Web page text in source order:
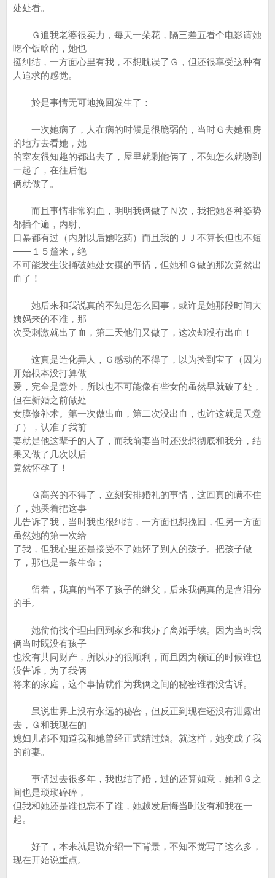
处处看。
Ｇ追我老婆很卖力，每天一朵花，隔三差五看个电影请她
吃个饭啥的，她也
挺纠结，一方面心里有我，不想耽误了Ｇ，但还很享受这种有
人追求的感觉。
於是事情无可地挽回发生了：
一次她病了，人在病的时候是很脆弱的，当时Ｇ去她租房
的地方去看她，她
的室友很知趣的都出去了，屋里就剩他俩了，不知怎么就吻到
一起了，在往后他
俩就做了。
而且事情非常狗血，明明我俩做了Ｎ次，我把她各种姿势
都插个遍，内射、
口暴都有过（内射以后她吃药）而且我的ＪＪ不算长但也不短
——１５釐米，绝
不可能发生没捅破她处女摸的事情，但她和Ｇ做的那次竟然出
血了！
她后来和我说真的不知是怎么回事，或许是她那段时间大
姨妈来的不准，那
次受刺激就出了血，第二天他们又做了，这次却没有出血！
这真是造化弄人，Ｇ感动的不得了，以为捡到宝了（因为
开始根本没打算做
爱，完全是意外，所以也不可能像有些女的虽然早就破了处，
但在新婚之前做处
女膜修补术。第一次做出血，第二次没出血，也许这就是天意
了），认准了我前
妻就是他这辈子的人了，而我前妻当时还没想彻底和我分，结
果又做了几次以后
竟然怀孕了！
Ｇ高兴的不得了，立刻安排婚礼的事情，这回真的瞒不住
了，她哭着把这事
儿告诉了我，当时我也很纠结，一方面也想挽回，但另一方面
虽然她的第一次给
了我，但我心里还是接受不了她怀了别人的孩子。把孩子做
了，那也是一条生命；
留着，我真的当不了孩子的继父，后来我俩真的是含泪分
的手。
她偷偷找个理由回到家乡和我办了离婚手续。因为当时我
俩当时既没有孩子
也没有共同财产，所以办的很顺利，而且因为领证的时候谁也
没告诉，为了我俩
将来的家庭，这个事情就作为我俩之间的秘密谁都没告诉。
虽说世界上没有永远的秘密，但反正到现在还没有泄露出
去，Ｇ和我现在的
媳妇儿都不知道我和她曾经正式结过婚。就这样，她变成了我
的前妻。
事情过去很多年，我也结了婚，过的还算如意，她和Ｇ之
间也是琐琐碎碎，
但我和她还是谁也忘不了谁，她越发后悔当时没有和我在一
起。
好了，本来就是说介绍一下背景，不知不觉写了这么多，
现在开始说重点。